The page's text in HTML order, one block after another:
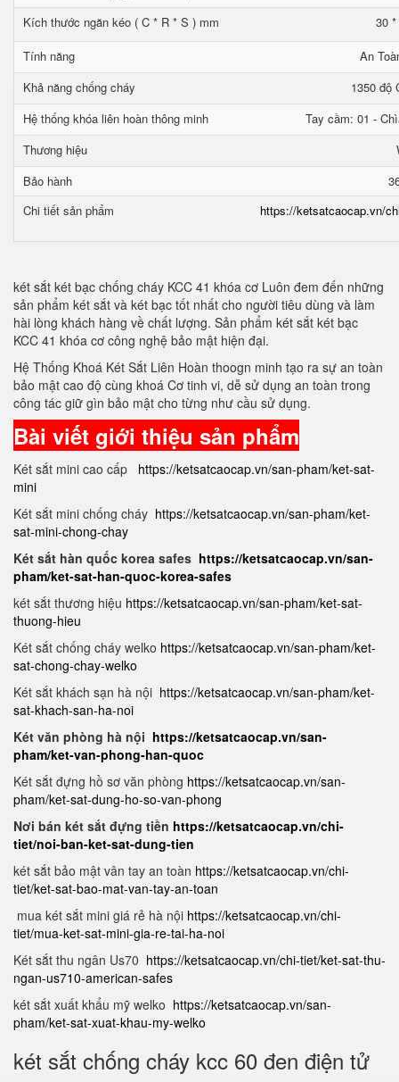
Kích thước ngăn kéo ( C * R * S ) mm
30
Tính năng
An
Khả năng chống cháy
1350 độ
Hệ thống khóa liên hoàn thông minh
Tay cầm: 01 -
Thương hiệu
Bảo hành
Chi tiết sản phẩm
https://ketsatcaocap.vn/
két sắt két bạc chống cháy KCC 41 khóa cơ Luôn đem đến những
sản phẩm két sắt và két bạc tốt nhất cho người tiêu dùng và làm
hài lòng khách hàng về chất lượng. Sản phẩm két sắt két bạc
KCC 41 khóa cơ công nghệ bảo mật hiện đại.
Hệ Thống Khoá Két Sắt Liên Hoàn thoogn minh tạo ra sự an toàn
bảo mật cao độ cùng khoá Cơ tinh vi, dễ sử dụng an toàn trong
công tác giữ gìn bảo mật cho từng như cầu sử dụng.
Bài viết giới thiệu sản phẩm
Két sắt mini cao cấp https://ketsatcaocap.vn/san-pham/ket-sat-
mini
Két sắt mini chống cháy https://ketsatcaocap.vn/san-pham/ket-
sat-mini-chong-chay
Két sắt hàn quốc korea safes https://ketsatcaocap.vn/san-
pham/ket-sat-han-quoc-korea-safes
két sắt thương hiệu https://ketsatcaocap.vn/san-pham/ket-sat-
thuong-hieu
Két sắt chống cháy welko https://ketsatcaocap.vn/san-pham/ket-
sat-chong-chay-welko
Két sắt khách sạn hà nội https://ketsatcaocap.vn/san-pham/ket-
sat-khach-san-ha-noi
Két văn phòng hà nội https://ketsatcaocap.vn/san-
pham/ket-van-phong-han-quoc
Két sắt đựng hồ sơ văn phòng https://ketsatcaocap.vn/san-
pham/ket-sat-dung-ho-so-van-phong
Nơi bán két sắt đựng tiền https://ketsatcaocap.vn/chi-
tiet/noi-ban-ket-sat-dung-tien
két sắt bảo mật vân tay an toàn https://ketsatcaocap.vn/chi-
tiet/ket-sat-bao-mat-van-tay-an-toan
mua két sắt mini giá rẻ hà nội https://ketsatcaocap.vn/chi-
tiet/mua-ket-sat-mini-gia-re-tai-ha-noi
Két sắt thu ngân Us70 https://ketsatcaocap.vn/chi-tiet/ket-sat-thu-
ngan-us710-american-safes
két sắt xuất khẩu mỹ welko https://ketsatcaocap.vn/san-
pham/ket-sat-xuat-khau-my-welko
két sắt chống cháy kcc 60 đen điện tử